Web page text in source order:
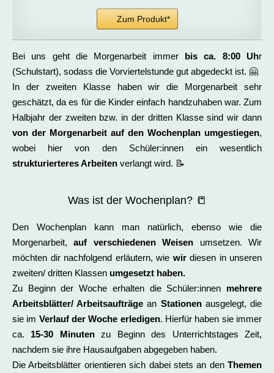
Zum Produkt*
Bei uns geht die Morgenarbeit immer bis ca. 8:00 Uhr
(Schulstart), sodass die Vorviertelstunde gut abgedeckt ist. 🤗
In der zweiten Klasse haben wir die Morgenarbeit sehr
geschätzt, da es für die Kinder einfach handzuhaben war. Zum
Halbjahr der zweiten bzw. in der dritten Klasse sind wir dann
von der Morgenarbeit auf den Wochenplan umgestiegen,
wobei hier von den Schüler:innen ein wesentlich
strukturierteres Arbeiten verlangt wird. 📝
Was ist der Wochenplan? 📒
Den Wochenplan kann man natürlich, ebenso wie die
Morgenarbeit,auf verschiedenen Weisen umsetzen. Wir
möchten dir nachfolgend erläutern, wie wir diesen in unseren
zweiten/ dritten Klassen umgesetzt haben.
Zu Beginn der Woche erhalten die Schüler:innen mehrere
Arbeitsblätter/ Arbeitsaufträge an Stationenausgelegt, die
sie im Verlauf der Woche erledigen. Hierfür haben sie immer
ca. 15-30 Minutenzu Beginn des Unterrichtstages Zeit,
nachdem sie ihre Hausaufgaben abgegeben haben.
Die Arbeitsblätter orientieren sich dabei stets an den Themen